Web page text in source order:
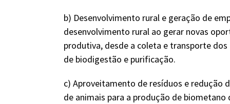
b) Desenvolvimento rural e geração de
desenvolvimento rural ao gerar novas
produtiva, desde a coleta e transporte
de biodigestão e purificação.
c) Aproveitamento de resíduos e redução
de animais para a produção de